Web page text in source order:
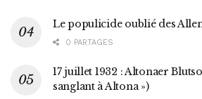
Le populicide oublié des
0 PARTAGES
17 juillet 1932 : Altonaer
sanglant à Altona »)